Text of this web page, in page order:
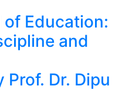
of Education:
and
Dr. Dipu